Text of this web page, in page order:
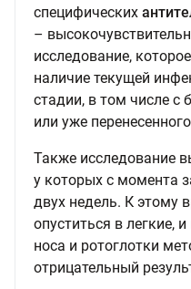
специфических
–
исследование,
наличие текущей
стадии, в том числе с
или уже
Также исследование
у которых с момента
двух недель. К этому
опуститься в легкие,
носа и ротоглотки
отрицательный